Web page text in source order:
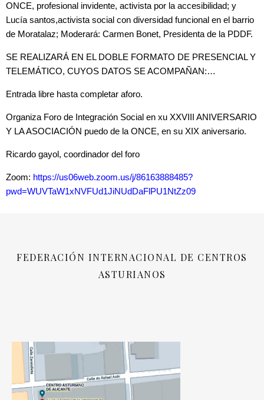
ONCE, profesional invidente, activista por la accesibilidad; y
Lucía santos,activista social con diversidad funcional en el barrio
de Moratalaz; Moderará: Carmen Bonet, Presidenta de la PDDF.
SE REALIZARÁ EN EL DOBLE FORMATO DE PRESENCIAL Y
TELEMÁTICO, CUYOS DATOS SE ACOMPAÑAN:…
Entrada libre hasta completar aforo.
Organiza Foro de Integración Social en xu XXVIII ANIVERSARIO
Y LA ASOCIACIÓN puedo de la ONCE, en su XIX aniversario.
Ricardo gayol, coordinador del foro
Zoom: https://us06web.zoom.us/j/86163888485?
pwd=WUVTaW1xNVFUd1JiNUdDaFlPU1NtZz09
FEDERACIÓN INTERNACIONAL DE CENTROS
ASTURIANOS